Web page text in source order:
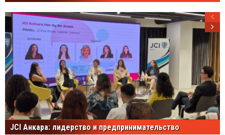
JCI Анкара: лидерство и предпринимательство